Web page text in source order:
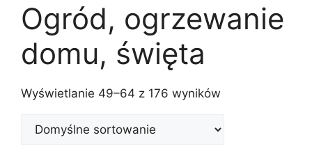
Ogród, ogrzewanie
domu, święta
Wyświetlanie 49–64 z 176 wyników